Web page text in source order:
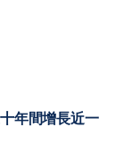
年間增長近一